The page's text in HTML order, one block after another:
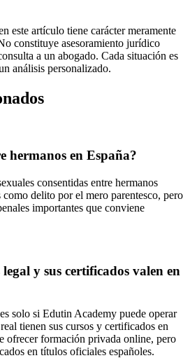
este artículo tiene carácter meramente
constituye asesoramiento jurídico
a un abogado. Cada situación es
análisis personalizado.
hermanos en España?
consentidas entre hermanos
delito por el mero parentesco, pero
importantes que conviene
y sus certificados valen en
solo si Edutin Academy puede operar
tienen sus cursos y certificados en
ofrecer formación privada online, pero
en títulos oficiales españoles.